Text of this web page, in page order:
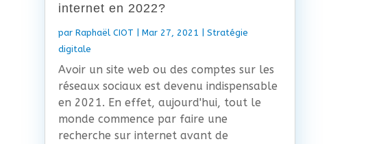
internet en 2022?
par Raphaël CIOT | Mar 27, 2021 | Stratégie
digitale
Avoir un site web ou des comptes sur les
réseaux sociaux est devenu indispensable
en 2021. En effet, aujourd'hui, tout le
monde commence par faire une
recherche sur internet avant de